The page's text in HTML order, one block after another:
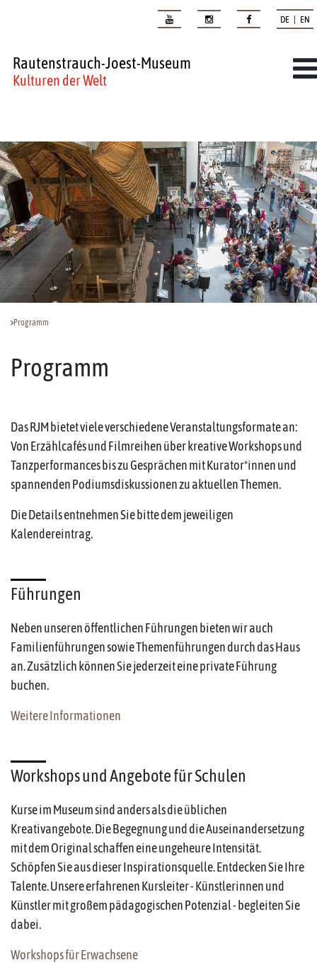
DE | EN
Rautenstrauch-Joest-Museum
Kulturen der Welt
Programm
Programm
Das RJM bietet viele verschiedene Veranstaltungsformate an:
Von Erzählcafés und Filmreihen über kreative Workshops und
Tanzperformances bis zu Gesprächen mit Kurator*innen und
spannenden Podiumsdiskussionen zu aktuellen Themen.
Die Details entnehmen Sie bitte dem jeweiligen
Kalendereintrag.
Führungen
Neben unseren öffentlichen Führungen bieten wir auch
Familienführungen sowie Themenführungen durch das Haus
an. Zusätzlich können Sie jederzeit eine private Führung
buchen.
Weitere Informationen
Workshops und Angebote für Schulen
Kurse im Museum sind anders als die üblichen
Kreativangebote. Die Begegnung und die Auseinandersetzung
mit dem Original schaffen eine ungeheure Intensität.
Schöpfen Sie aus dieser Inspirationsquelle. Entdecken Sie Ihre
Talente. Unsere erfahrenen Kursleiter - Künstlerinnen und
Künstler mit großem pädagogischen Potenzial - begleiten Sie
dabei.
Workshops für Erwachsene